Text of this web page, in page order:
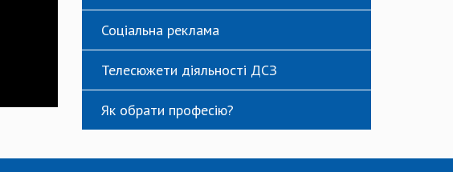
Соціальна реклама
Телесюжети діяльності ДСЗ
Як обрати професію?